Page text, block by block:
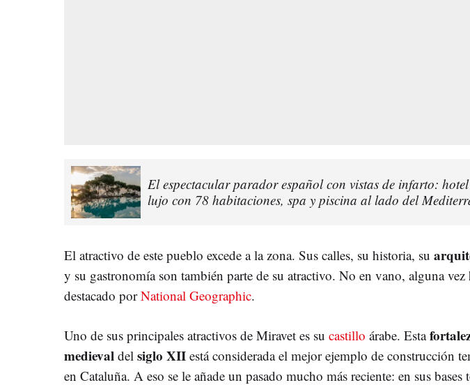
El espectacular parador español con vistas de infarto:
lujo con 78 habitaciones, spa y piscina al lado del
El atractivo de este pueblo excede a la zona. Sus calles, su historia, su
y su gastronomía son también parte de su atractivo. No en vano, alguna vez
destacado porNational Geographic.
Uno de sus principales atractivos de Miravet es su castillo árabe. Esta
medieval del siglo XII está considerada el mejor ejemplo de construcción
en Cataluña. A eso se le añade un pasado mucho más reciente: en sus bases